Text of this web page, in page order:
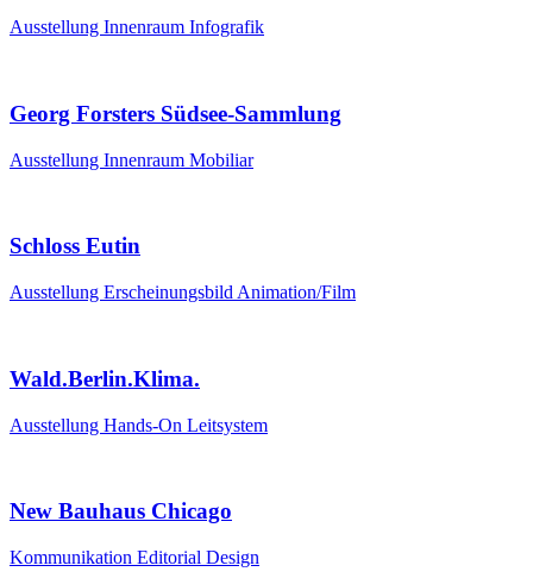
Ausstellung Innenraum Infografik
Georg Forsters Südsee-Sammlung
Ausstellung Innenraum Mobiliar
Schloss Eutin
Ausstellung Erscheinungsbild Animation/Film
Wald.Berlin.Klima.
Ausstellung Hands-On Leitsystem
New Bauhaus Chicago
Kommunikation Editorial Design